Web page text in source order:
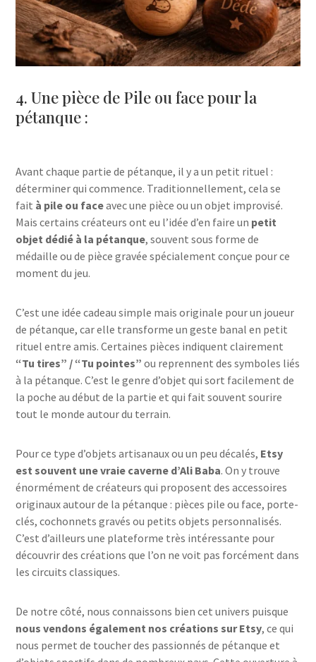
4. Une pièce de Pile ou face pour la
pétanque :
Avant chaque partie de pétanque, il y a un petit rituel :
déterminer qui commence. Traditionnellement, cela se
fait à pile ou faceavec une pièce ou un objet improvisé.
Mais certains créateurs ont eu l’idée d’en faire un petit
objet dédié à la pétanque, souvent sous forme de
médaille ou de pièce gravée spécialement conçue pour ce
moment du jeu.
C’est une idée cadeau simple mais originale pour un joueur
de pétanque, car elle transforme un geste banal en petit
rituel entre amis. Certaines pièces indiquent clairement
“Tu tires” / “Tu pointes” ou reprennent des symboles liés
à la pétanque. C’est le genre d’objet qui sort facilement de
la poche au début de la partie et qui fait souvent sourire
tout le monde autour du terrain.
Pour ce type d’objets artisanaux ou un peu décalés, Etsy
est souvent une vraie caverne d’Ali Baba. On y trouve
énormément de créateurs qui proposent des accessoires
originaux autour de la pétanque : pièces pile ou face, porte-
clés, cochonnets gravés ou petits objets personnalisés.
C’est d’ailleurs une plateforme très intéressante pour
découvrir des créations que l’on ne voit pas forcément dans
les circuits classiques.
De notre côté, nous connaissons bien cet univers puisque
nous vendons également nos créations sur Etsy, ce qui
nous permet de toucher des passionnés de pétanque et